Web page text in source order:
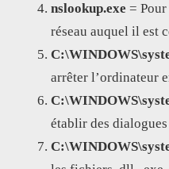
nslookup.exe = Pour
réseau auquel il est
arrêter l’ordinateur
établir des